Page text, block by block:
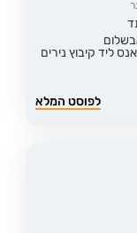
ליד קיבוץ נירים
לפוסט המלא